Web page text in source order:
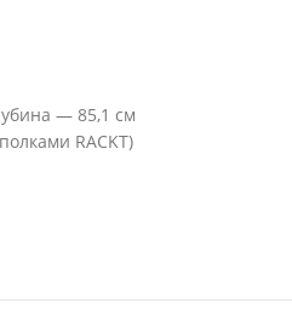
— 85,1 см
RACKT)